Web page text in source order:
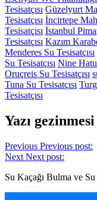
Tesisatçısı Güzelyurt
Tesisatçısı İncirtepe
Tesisatçısı İstanbul
Tesisatçısı Kazım
Menderes Su Tesisatçısı
Su Tesisatçısı Nine
Oruçreis Su Tesisatçısı
Tuna Su Tesisatçısı
Tesisatçısı
Yazı gezinmesi
Previous Previous post:
Next Next post:
Su Kaçağı Bulma ve